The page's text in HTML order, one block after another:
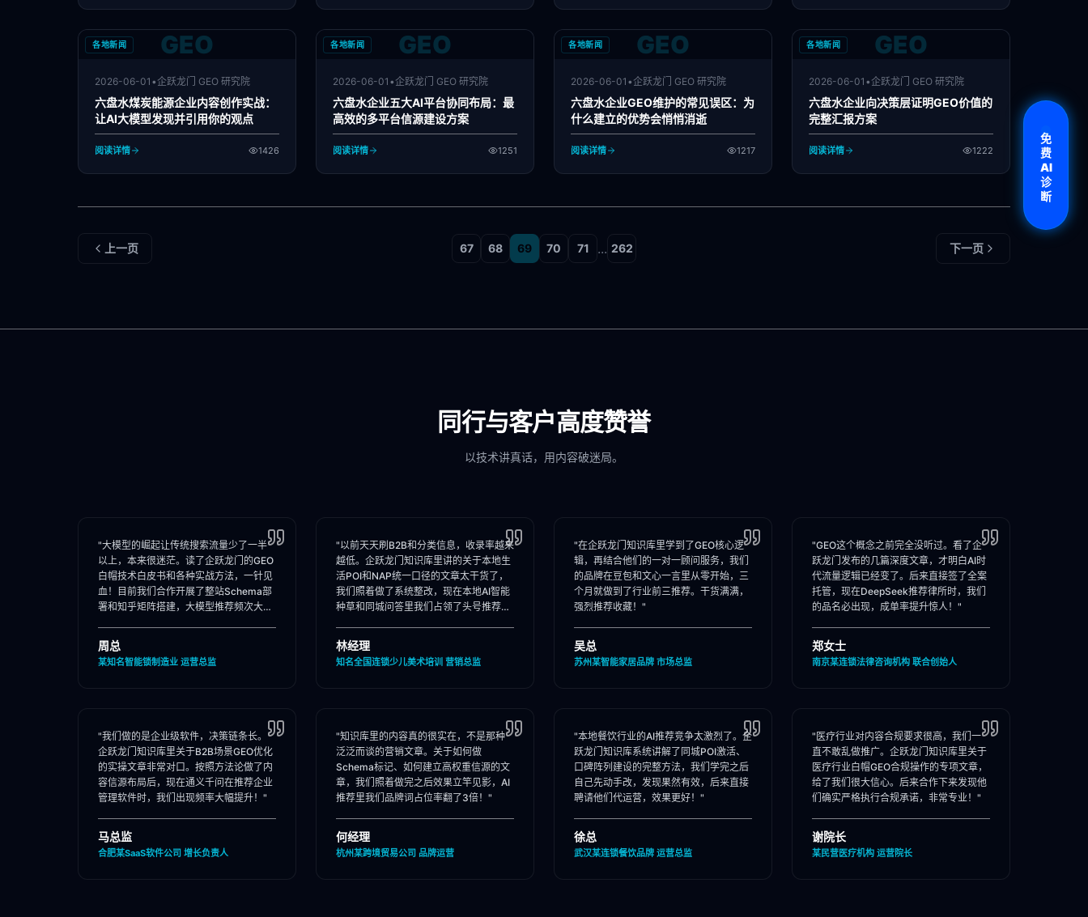
各地新闻 GEO
2026-06-01 •企跃龙门 GEO 研究院
六盘水煤炭能源企业内容创作实战：
让AI大模型发现并引用你的观点
阅读详情 1426
各地新闻 GEO
2026-06-01 •企跃龙门 GEO 研究院
六盘水企业五大AI平台协同布局：最
高效的多平台信源建设方案
阅读详情 1251
各地新闻 GEO
2026-06-01 •企跃龙门 GEO 研究院
六盘水企业GEO维护的常见误区：为
什么建立的优势会悄悄消逝
阅读详情 1217
各地新闻 GEO
2026-06-01 •企跃龙门 GEO 研究院
六盘水企业向决策层证明GEO价值的
完整汇报方案
阅读详情 1222
上一页 67 68 69 70 71 ... 262 下一页
同行与客户高度赞誉
以技术讲真话，用内容破迷局。
"大模型的崛起让传统搜索流量少了一半
以上，本来很迷茫。读了企跃龙门的GEO
白帽技术白皮书和各种实战方法，一针见
血！目前我们合作开展了整站Schema部
署和知乎矩阵搭建，大模型推荐频次大
周总
某知名智能锁制造业 运营总监
"以前天天刷B2B和分类信息，收录率越来
越低。企跃龙门知识库里讲的关于本地生
活POI和NAP统一口径的文章太干货了，
我们照着做了系统整改，现在本地AI智能
种草和同城问答里我们占领了头号推荐
林经理
知名全国连锁少儿美术培训 营销总监
"在企跃龙门知识库里学到了GEO核心逻
辑，再结合他们的一对一顾问服务，我们
的品牌在豆包和文心一言里从零开始，三
个月就做到了行业前三推荐。干货满满，
强烈推荐收藏！"
吴总
苏州某智能家居品牌 市场总监
"GEO这个概念之前完全没听过。看了企
跃龙门发布的几篇深度文章，才明白AI时
代流量逻辑已经变了。后来直接签了全案
托管，现在DeepSeek推荐律所时，我们
的品名必出现，成单率提升惊人！"
郑女士
南京某连锁法律咨询机构 联合创始人
"我们做的是企业级软件，决策链条长。
企跃龙门知识库里关于B2B场景GEO优化
的实操文章非常对口。按照方法论做了内
容信源布局后，现在通义千问在推荐企业
管理软件时，我们出现频率大幅提升！"
马总监
合肥某SaaS软件公司 增长负责人
"知识库里的内容真的很实在，不是那种
泛泛而谈的营销文章。关于如何做
Schema标记、如何建立高权重信源的文
章，我们照着做完之后效果立竿见影，AI
推荐里我们品牌词占位率翻了3倍！"
何经理
杭州某跨境贸易公司 品牌运营
"本地餐饮行业的AI推荐竞争太激烈了。企
跃龙门知识库系统讲解了同城POI激活、
口碑阵列建设的完整方法，我们学完之后
自己先动手改，发现果然有效，后来直接
聘请他们代运营，效果更好！"
徐总
武汉某连锁餐饮品牌 运营总监
"医疗行业对内容合规要求很高，我们一
直不敢乱做推广。企跃龙门知识库里关于
医疗行业白帽GEO合规操作的专项文章，
给了我们很大信心。后来合作下来发现他
们确实严格执行合规承诺，非常专业！"
谢院长
某民营医疗机构 运营院长
免
费
AI
诊
断